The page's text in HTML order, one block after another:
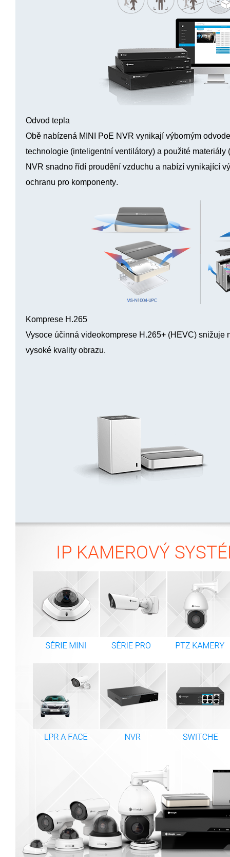
Odvod tepla
Obě nabízená MINI PoE NVR vynikají výborným
technologie (inteligentní ventilátory) a použité
NVR snadno řídí proudění vzduchu a nabízí vynikající
ochranu pro komponenty.
Komprese H.265
Vysoce účinná videokomprese H.265+ (HEVC) snižuje
vysoké kvality obrazu.